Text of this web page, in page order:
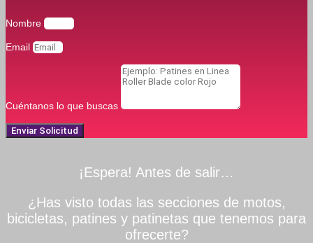
Nombre
Email
Cuéntanos lo que buscas
Enviar Solicitud
¡Espera! Antes de salir…
¿Has visto todas las secciones de motos,
bicicletas, patines y patinetas que tenemos para
ofrecerte?